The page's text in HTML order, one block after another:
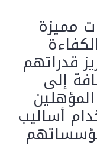
مميزة
قدراتهم
إلى
أساليب